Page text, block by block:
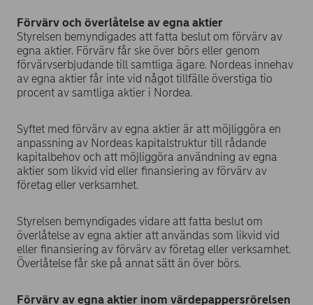
Förvärv och överlåtelse av egna aktier
Styrelsen bemyndigades att fatta beslut om förvärv av
egna aktier. Förvärv får ske över börs eller genom
förvärvserbjudande till samtliga ägare. Nordeas innehav
av egna aktier får inte vid något tillfälle överstiga tio
procent av samtliga aktier i Nordea.
Syftet med förvärv av egna aktier är att möjliggöra en
anpassning av Nordeas kapitalstruktur till rådande
kapitalbehov och att möjliggöra användning av egna
aktier som likvid vid eller finansiering av förvärv av
företag eller verksamhet.
Styrelsen bemyndigades vidare att fatta beslut om
överlåtelse av egna aktier att användas som likvid vid
eller finansiering av förvärv av företag eller verksamhet.
Överlåtelse får ske på annat sätt än över börs.
Förvärv av egna aktier inom värdepappersrörelsen